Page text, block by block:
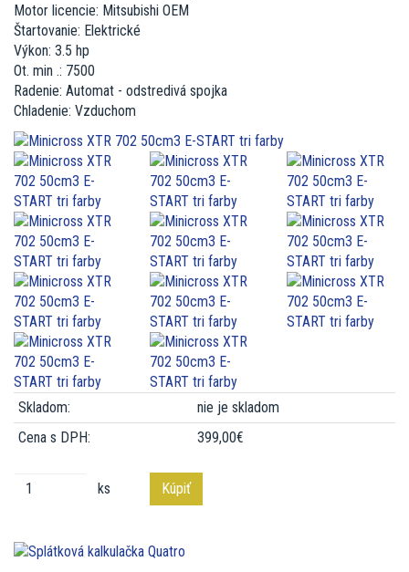
Motor licencie: Mitsubishi OEM
Štartovanie: Elektrické
Výkon: 3.5 hp
Ot. min .: 7500
Radenie: Automat - odstredivá spojka
Chladenie: Vzduchom
Skladom:
nie je skladom
Cena s DPH:
399,00€
ks Kúpiť